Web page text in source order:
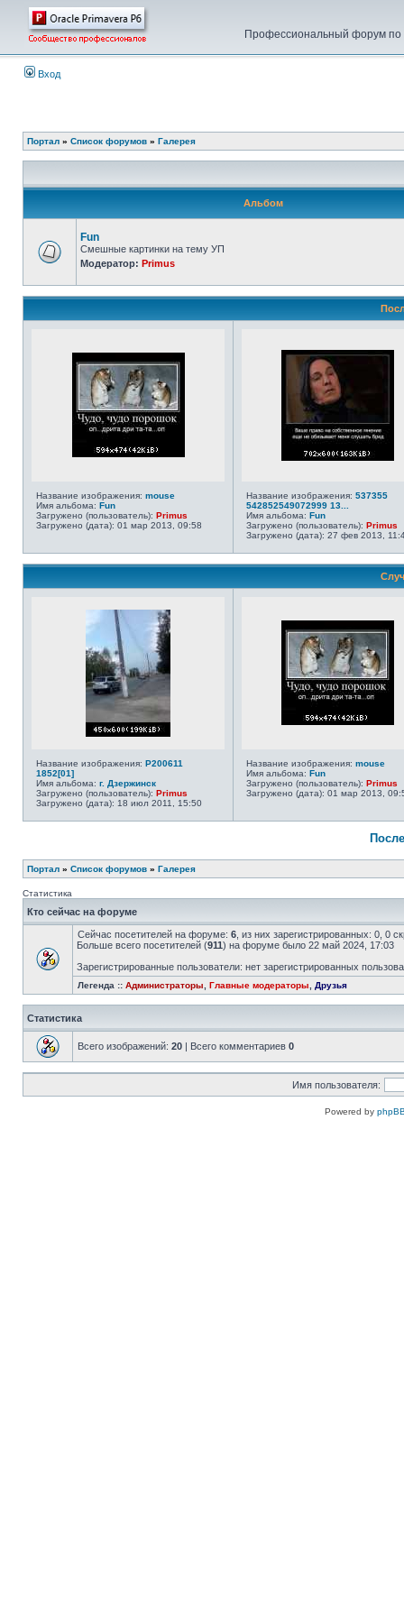
Профессиональный форум по
Вход
Портал » Список форумов » Галерея
Альбом
Fun
Смешные картинки на тему УП
Модератор: Primus
Название изображения: mouse
Имя альбома: Fun
Загружено (пользователь): Primus
Загружено (дата): 01 мар 2013, 09:58
Название изображения: 537355
542852549072999 13...
Имя альбома: Fun
Загружено (пользователь): Primus
Загружено (дата): 27 фев 2013,
Название изображения: P200611
1852[01]
Имя альбома: г. Дзержинск
Загружено (пользователь): Primus
Загружено (дата): 18 июл 2011, 15:50
Название изображения: mouse
Имя альбома: Fun
Загружено (пользователь): Primus
Загружено (дата): 01 мар 2013,
Портал » Список форумов » Галерея
Статистика
Кто сейчас на форуме
Сейчас посетителей на форуме: 6 , из них зарегистрированных: 0, 0
Больше всего посетителей (911) на форуме было 22 май 2024, 17:03
Зарегистрированные пользователи: нет зарегистрированных
Легенда :: Администраторы Главные модераторы Друзья
Статистика
Всего изображений: 20 | Всего комментариев 0
Имя пользователя:
Powered by